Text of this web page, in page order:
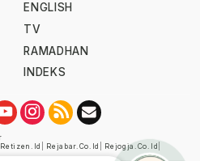
ENGLISH
TV
RAMADHAN
INDEKS
Retizen.id Rejabar.co.id Rejogja.co.id